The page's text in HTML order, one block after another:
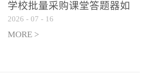
灵活
求，
本
元
学校批量采购课堂答题器如
何选厂家
2026 - 07 - 16
MORE >